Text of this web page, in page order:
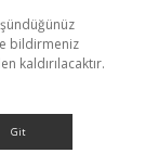
bildirmeniz
kaldırılacaktır.